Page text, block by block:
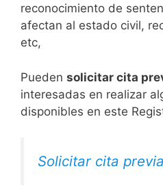
reconocimiento de
afectan al estado civil,
etc,
​Pueden solicitar cita
interesadas en realizar
disponibles en este
Solicitar cita previa